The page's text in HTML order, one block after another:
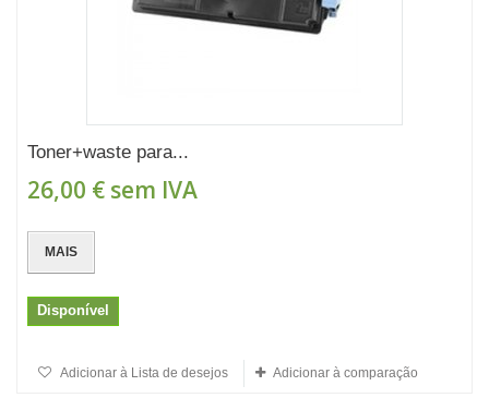
Toner+waste para...
26,00 € sem IVA
MAIS
Disponível
Adicionar à Lista de desejos Adicionar à comparação